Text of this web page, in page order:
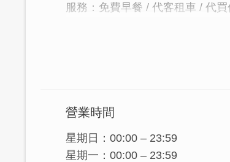
服務：免費早餐 / 代客租車 / 代
小陳故事古厝館位於金門水頭聚
營業時間
星期日：00:00 – 23:59
星期一：00:00 – 23:59